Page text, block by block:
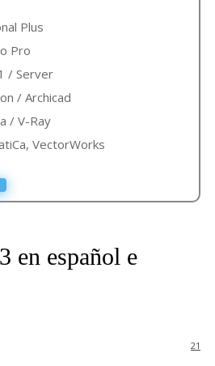
Plus
Pro
/ Server
/ Archicad
/ V-Ray
VectorWorks
en español e
21